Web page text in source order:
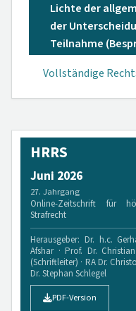
Lichte der
der
Teilnahme
Vollständige
HRRS
Juni 2026
27. Jahrgang
Online-Zeitschrift für
Strafrecht
Herausgeber: Dr. h.c.
Afshar · Prof. Dr.
(Schriftleiter) · RA Dr.
Dr. Stephan Schlegel
PDF-Version